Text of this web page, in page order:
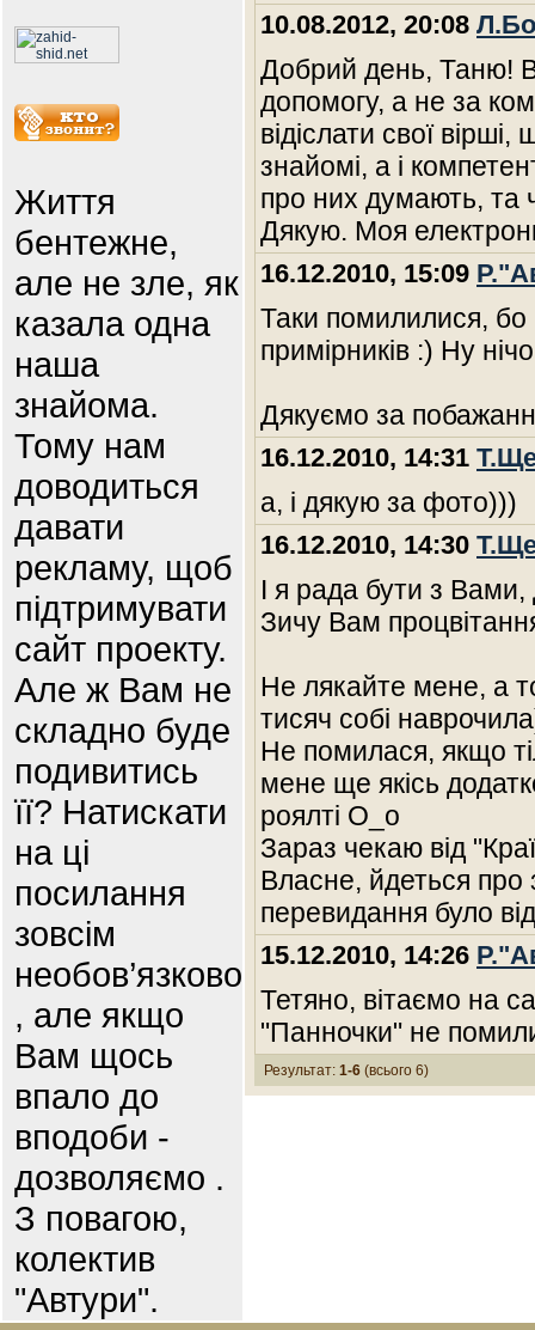
Життя
бентежне,
але не зле, як
казала одна
наша
знайома.
Тому нам
доводиться
давати
рекламу, щоб
підтримувати
сайт проекту.
Але ж Вам не
складно буде
подивитись
її? Натискати
на ці
посилання
зовсім
необов’язково
, але якщо
Вам щось
впало до
вподоби -
дозволяємо .
З повагою,
колектив
"Автури".
10.08.2012, 20:08
Добрий день, Таню!
допомогу, а не за
відіслати свої
знайомі, а і
про них думають, та
Дякую. Моя
16.12.2010, 15:09
Таки помилилися, бо
примірників :) Ну
Дякуємо за
16.12.2010, 14:31
а, і дякую за фото)))
16.12.2010, 14:30
І я рада бути з Вами,
Зичу Вам
Не лякайте мене, а
тисяч собі
Не помилася, якщо
мене ще якісь
роялті О_о
Зараз чекаю від
Власне, йдеться про
перевидання було
15.12.2010, 14:26
Тетяно, вітаємо на
"Панночки" не
Результат: 1-6 (всього 6)